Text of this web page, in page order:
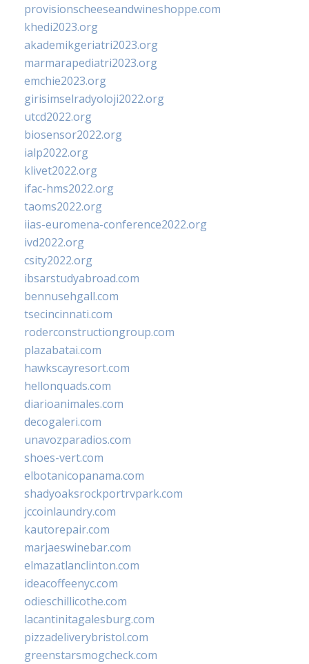
provisionscheeseandwineshoppe.com
khedi2023.org
akademikgeriatri2023.org
marmarapediatri2023.org
emchie2023.org
girisimselradyoloji2022.org
utcd2022.org
biosensor2022.org
ialp2022.org
klivet2022.org
ifac-hms2022.org
taoms2022.org
iias-euromena-conference2022.org
ivd2022.org
csity2022.org
ibsarstudyabroad.com
bennusehgall.com
tsecincinnati.com
roderconstructiongroup.com
plazabatai.com
hawkscayresort.com
hellonquads.com
diarioanimales.com
decogaleri.com
unavozparadios.com
shoes-vert.com
elbotanicopanama.com
shadyoaksrockportrvpark.com
jccoinlaundry.com
kautorepair.com
marjaeswinebar.com
elmazatlanclinton.com
ideacoffeenyc.com
odieschillicothe.com
lacantinitagalesburg.com
pizzadeliverybristol.com
greenstarsmogcheck.com